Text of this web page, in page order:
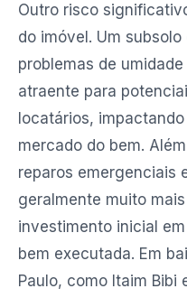
Outro risco
do imóvel. Um
problemas de
atraente para
locatários,
mercado do bem.
reparos emergenciais
geralmente muito
investimento inicial
bem executada. Em
Paulo, como Itaim Bibi